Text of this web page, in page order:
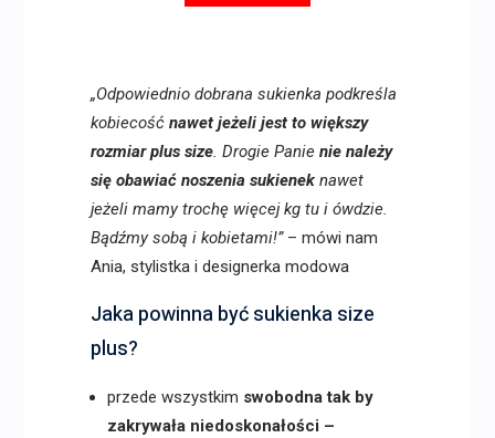
„Odpowiednio dobrana sukienka podkreśla
kobiecość nawet jeżeli jest to większy
rozmiar plus size. Drogie Panie nie należy
się obawiać noszenia sukieneknawet
jeżeli mamy trochę więcej kg tu i ówdzie.
Bądźmy sobą i kobietami!”– mówi nam
Ania, stylistka i designerka modowa
Jaka powinna być sukienka size
plus?
przede wszystkim swobodna tak by
zakrywała niedoskonałości –